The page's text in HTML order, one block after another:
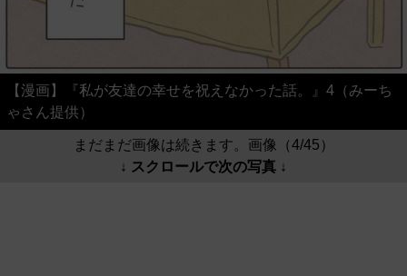
【漫画】『私が友達の幸せを祝えなかった話。』4（みーち
ゃさん提供）
まだまだ画像は続きます。画像（4/45）
↓ スクロールで次の写真 ↓